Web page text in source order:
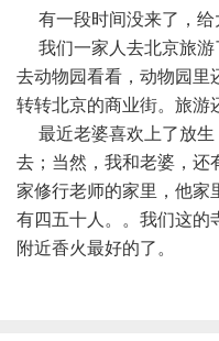
有一段时间没来了，给
我们一家人去北京旅游
去动物园看看，动物园里
转转北京的商业街。旅游
最近老婆喜欢上了放生
去；当然，我和老婆，还
家修行老师的家里，他家
有四五十人。。我们这的
附近香火最好的了。